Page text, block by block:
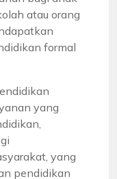
atau orang
formal
yang
yang
pendidikan